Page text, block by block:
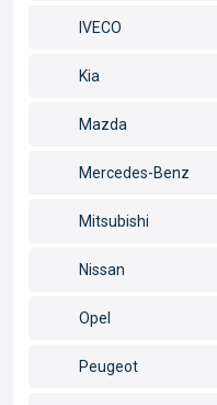
IVECO
Kia
Mazda
Mercedes-Benz
Mitsubishi
Nissan
Opel
Peugeot